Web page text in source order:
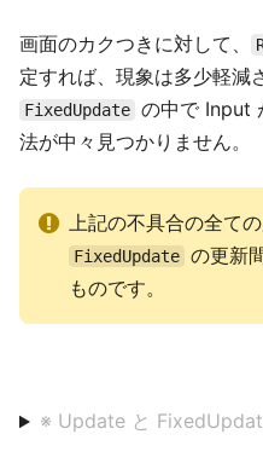
画面のカクつきに対して、
定すれば、現象は多少軽減
FixedUpdate の中で Input
法が中々見つかりません。
上記の不具合の全て
FixedUpdate の更新
ものです。
※ Update と